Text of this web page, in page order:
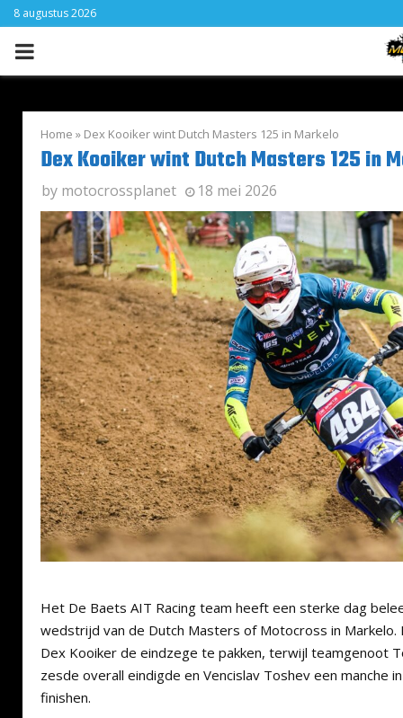
8 augustus 2026
PRIMARY
Home » Dex Kooiker wint Dutch Masters 125 in Markelo
Dex Kooiker wint Dutch Masters 125 in
by motocrossplanet 18 mei 2026
Het De Baets AIT Racing team heeft een sterke dag
wedstrijd van de Dutch Masters of Motocross in Markelo.
Dex Kooiker de eindzege te pakken, terwijl teamgenoot
zesde overall eindigde en Vencislav Toshev een manche
finishen.